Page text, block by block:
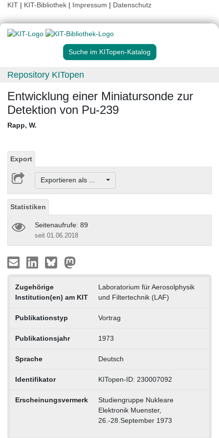
KIT | KIT-Bibliothek | Impressum | Datenschutz
Suche im KITopen-Katalog
Repository KITopen
Entwicklung einer Miniatursonde zur
Detektion von Pu-239
Rapp, W.
Export
Exportieren als ...
Statistiken
Seitenaufrufe: 89
seit 01.06.2018
Zugehörige
Institution(en) am KIT
Laboratorium für Aerosolphysik
und Filtertechnik (LAF)
Publikationstyp Vortrag
Publikationsjahr 1973
Sprache Deutsch
Identifikator KITopen-ID: 230007092
Erscheinungsvermerk
Studiengruppe Nukleare
Elektronik Muenster,
26.-28.September 1973